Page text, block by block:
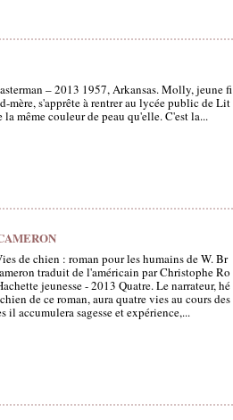
– 2013 1957, Arkansas. Molly, jeune fi
mère, s'apprête à rentrer au lycée public de Lit
même couleur de peau qu'elle. C'est la...
de chien : roman pour les humains de W. Br
traduit de l'américain par Christophe Ro
jeunesse - 2013 Quatre. Le narrateur, hé
de ce roman, aura quatre vies au cours des
il accumulera sagesse et expérience,...